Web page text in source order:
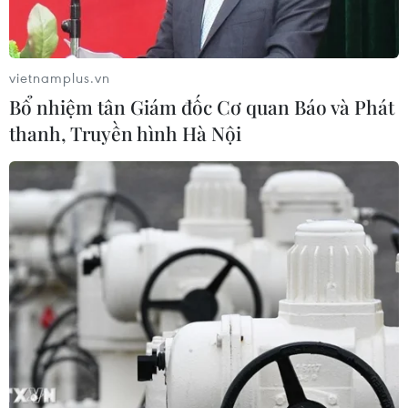
Giao dịch giằng co, chỉ số VN-Index may
mắn giữ được sắc xanh
23/12/2016 08:55
Chỉ số VN-Index đã thoát đà lao dốc trong phiên trước
đó tuy nhiên mức tăng chỉ là 0,22 điểm trong ngày giao
dịch 23/12.
vietnamplus.vn
Bổ nhiệm tân Giám đốc Cơ quan Báo và Phát
thanh, Truyền hình Hà Nội